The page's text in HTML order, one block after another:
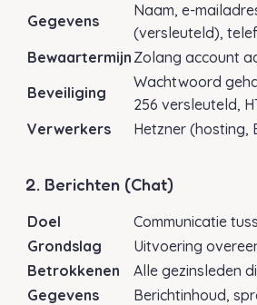
Gegevens
Naam, e-
(versleuteld),
BewaartermijnZolang account
Beveiliging
Wachtwoord
256 versleuteld,
Verwerkers
Hetzner (hosting,
2. Berichten (Chat)
Doel
Communicatie
Grondslag
Uitvoering
Betrokkenen
Alle gezinsleden
Gegevens
Berichtinhoud,